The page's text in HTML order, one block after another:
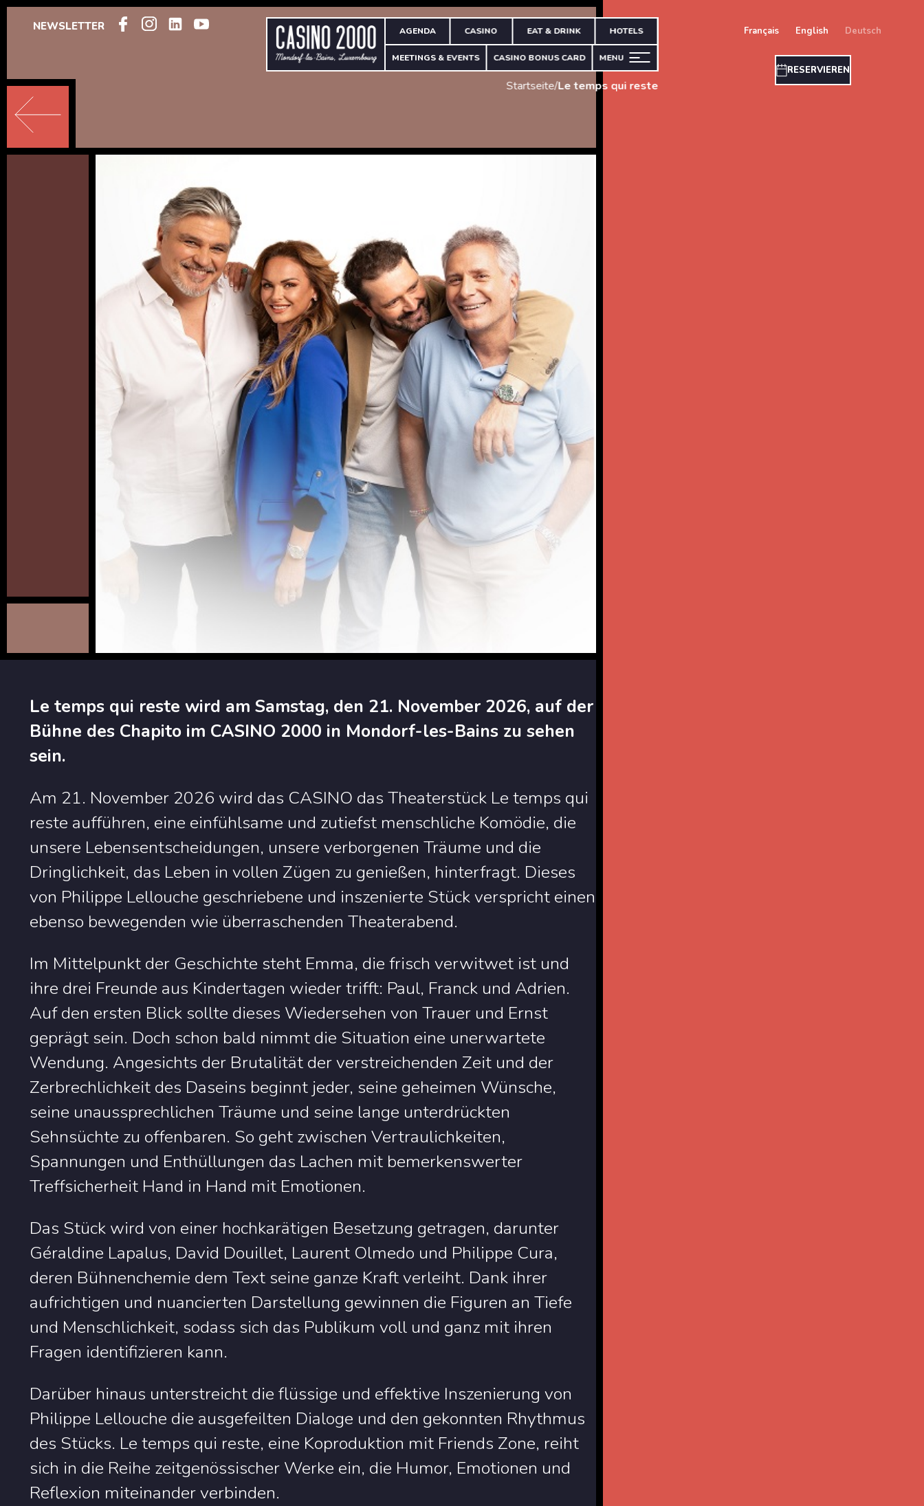
NEWSLETTER AGENDA CASINO EAT & DRINK HOTELS
MEETINGS & EVENTS CASINO BONUS CARD MENU
Startseite/Le temps qui reste
français english deutsch
RESERVIEREN
Le temps qui reste wird am Samstag, den 21. November 2026, auf der
Bühne des Chapito im CASINO 2000 in Mondorf-les-Bains zu sehen
sein.
Am 21. November 2026 wird das CASINO das Theaterstück Le temps qui
reste aufführen, eine einfühlsame und zutiefst menschliche Komödie, die
unsere Lebensentscheidungen, unsere verborgenen Träume und die
Dringlichkeit, das Leben in vollen Zügen zu genießen, hinterfragt. Dieses
von Philippe Lellouche geschriebene und inszenierte Stück verspricht einen
ebenso bewegenden wie überraschenden Theaterabend.
Im Mittelpunkt der Geschichte steht Emma, die frisch verwitwet ist und
ihre drei Freunde aus Kindertagen wieder trifft: Paul, Franck und Adrien.
Auf den ersten Blick sollte dieses Wiedersehen von Trauer und Ernst
geprägt sein. Doch schon bald nimmt die Situation eine unerwartete
Wendung. Angesichts der Brutalität der verstreichenden Zeit und der
Zerbrechlichkeit des Daseins beginnt jeder, seine geheimen Wünsche,
seine unaussprechlichen Träume und seine lange unterdrückten
Sehnsüchte zu offenbaren. So geht zwischen Vertraulichkeiten,
Spannungen und Enthüllungen das Lachen mit bemerkenswerter
Treffsicherheit Hand in Hand mit Emotionen.
Das Stück wird von einer hochkarätigen Besetzung getragen, darunter
Géraldine Lapalus, David Douillet, Laurent Olmedo und Philippe Cura,
deren Bühnenchemie dem Text seine ganze Kraft verleiht. Dank ihrer
aufrichtigen und nuancierten Darstellung gewinnen die Figuren an Tiefe
und Menschlichkeit, sodass sich das Publikum voll und ganz mit ihren
Fragen identifizieren kann.
Darüber hinaus unterstreicht die flüssige und effektive Inszenierung von
Philippe Lellouche die ausgefeilten Dialoge und den gekonnten Rhythmus
des Stücks. Le temps qui reste, eine Koproduktion mit Friends Zone, reiht
sich in die Reihe zeitgenössischer Werke ein, die Humor, Emotionen und
Reflexion miteinander verbinden.